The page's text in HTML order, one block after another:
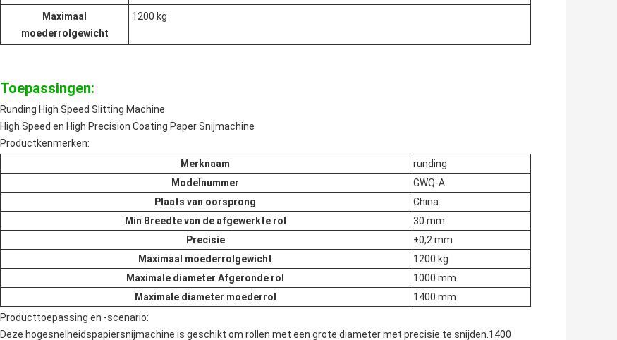
Maximaal
moederrolgewicht
1200 kg
Toepassingen:
Runding High Speed Slitting Machine
High Speed en High Precision Coating Paper Snijmachine
Productkenmerken:
Merknaam
runding
Modelnummer
GWQ-A
Plaats van oorsprong
China
Min Breedte van de afgewerkte rol
30 mm
Precisie
±0,2 mm
Maximaal moederrolgewicht
1200 kg
Maximale diameter Afgeronde rol
1000 mm
Maximale diameter moederrol
1400 mm
Producttoepassing en -scenario:
Deze hogesnelheidspapiersnijmachine is geschikt om rollen met een grote diameter met precisie te snijden.1400